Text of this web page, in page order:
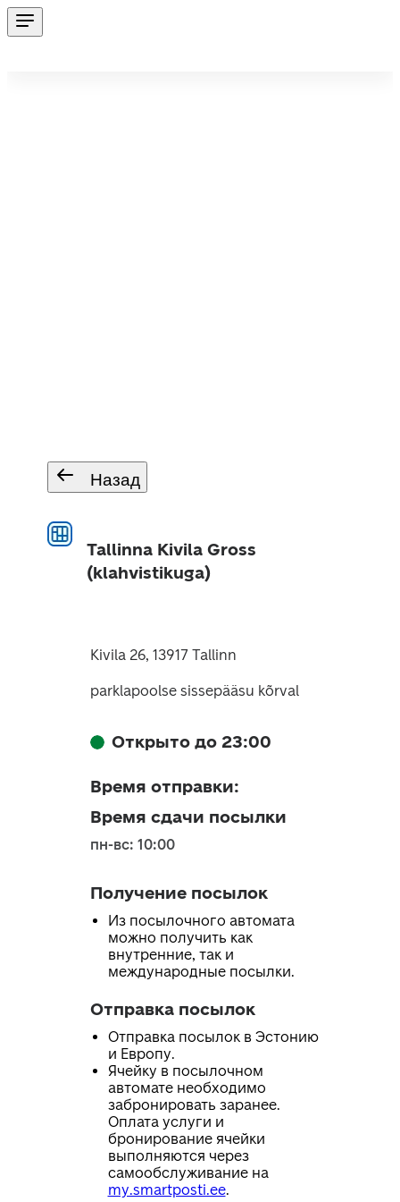
Назад
Tallinna Kivila Gross
(klahvistikuga)
Kivila 26, 13917 Tallinn
parklapoolse sissepääsu kõrval
Открыто до 23:00
Время отправки:
Время сдачи посылки
пн-вс: 10:00
Получение посылок
Из посылочного автомата
можно получить как
внутренние, так и
международные посылки.
Отправка посылок
Отправка посылок в Эстонию
и Европу.
Ячейку в посылочном
автомате необходимо
забронировать заранее.
Оплата услуги и
бронирование ячейки
выполняются через
самообслуживание на
my.smartposti.ee.